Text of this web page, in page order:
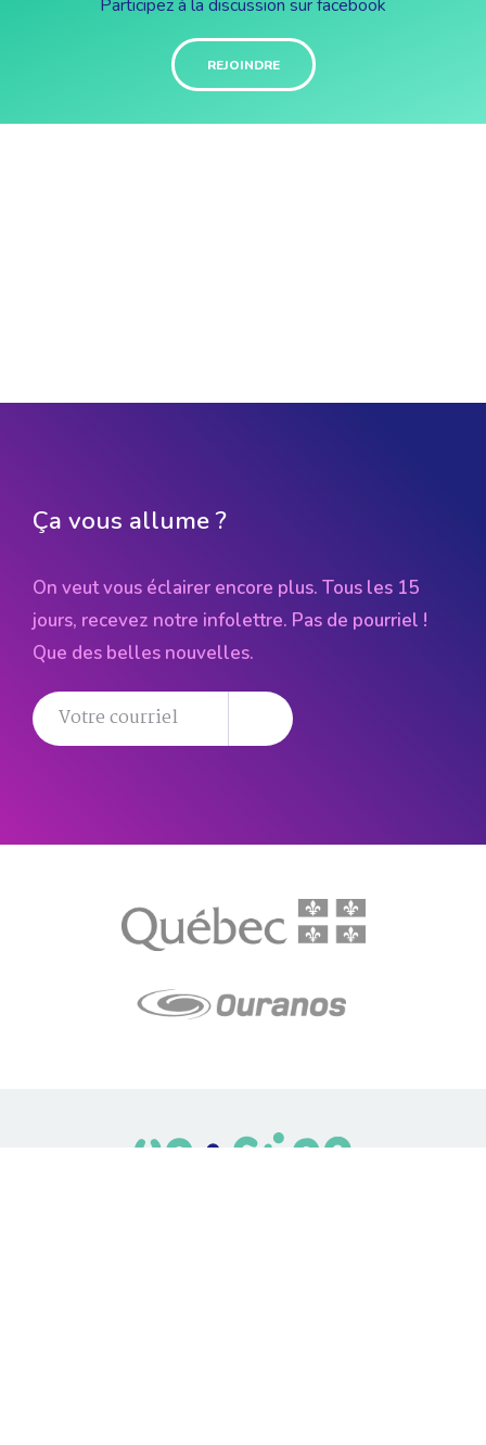
Participez à la discussion sur facebook
REJOINDRE
Ça vous allume ?
On veut vous éclairer encore plus. Tous les 15
jours, recevez notre infolettre. Pas de pourriel !
Que des belles nouvelles.